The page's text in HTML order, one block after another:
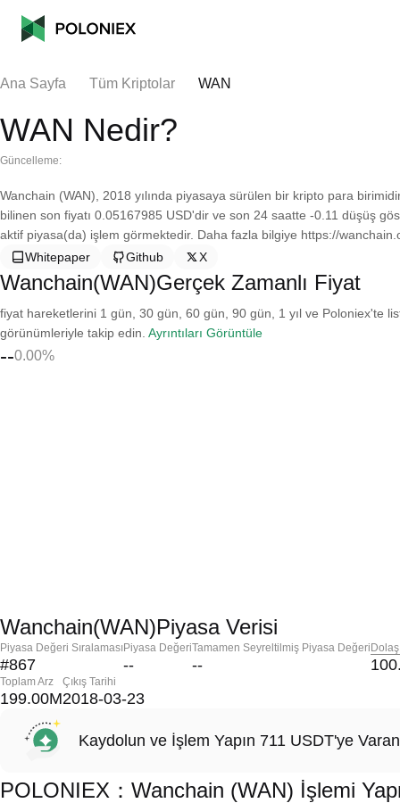
Ana Sayfa Tüm Kriptolar WAN
WAN Nedir?
Güncelleme:
Wanchain (WAN), 2018 yılında piyasaya sürülen bir kripto para
bilinen son fiyatı 0.05167985 USD'dir ve son 24 saatte -0.11 düşüş
aktif piyasa(da) işlem görmektedir. Daha fazla bilgiye https://
Whitepaper
Github X
Wanchain(WAN)Gerçek Zamanlı Fiyat
fiyat hareketlerini 1 gün, 30 gün, 60 gün, 90 gün, 1 yıl ve Poloniex'te
görünümleriyle takip edin. Ayrıntıları Görüntüle
--0.00%
Wanchain(WAN)Piyasa Verisi
Piyasa Değeri Sıralaması
#867
Piyasa Değeri
--
Tamamen Seyreltilmiş Piyasa Değeri
--
Toplam Arz
199.00M
Çıkış Tarihi
2018-03-23
Kaydolun ve İşlem Yapın 711 USDT'ye
POLONIEX：Wanchain (WAN) İşlemi